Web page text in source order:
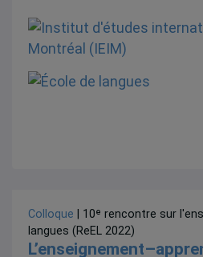
Colloque | 10ᵉ rencontre sur
langues (ReEL 2022)